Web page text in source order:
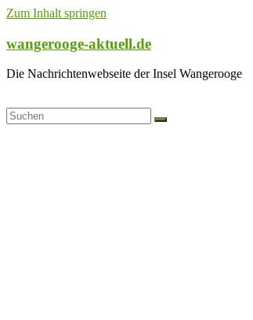
Zum Inhalt springen
wangerooge-aktuell.de
Die Nachrichtenwebseite der Insel Wangerooge